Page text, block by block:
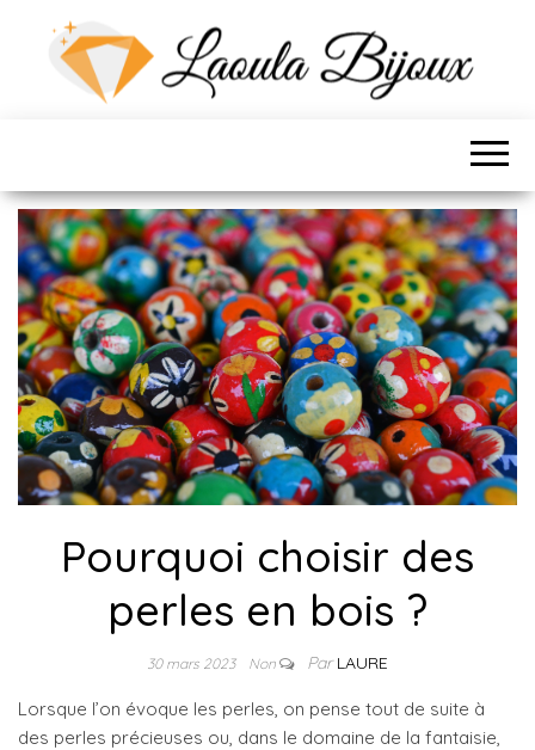
LES BIJOUX DE
LOLA
Pourquoi choisir des
perles en bois ?
30 mars 2023 Non ParLAURE
Lorsque l’on évoque les perles, on pense tout de suite à
des perles précieuses ou, dans le domaine de la fantaisie,